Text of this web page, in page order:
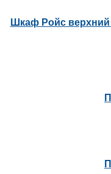
Шкаф Ройс